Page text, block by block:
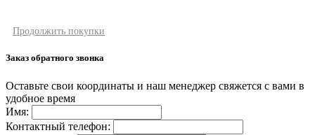
Продолжить покупки
Заказ обратного звонка
Оставьте свои координаты и наш менеджер свяжется с вами в
удобное время
Имя:
Контактный телефон: